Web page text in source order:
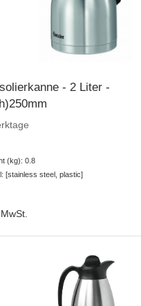
- 2 Liter -
(kg): 0.8
[stainless steel, plastic]